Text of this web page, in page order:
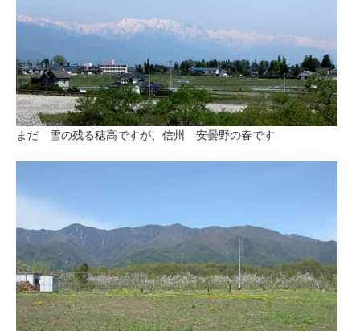
まだ 雪の残る穂高ですが、信州 安曇野の春です